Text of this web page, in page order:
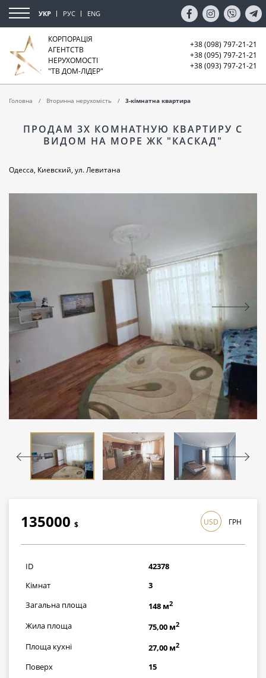
УКР РУС ENG
КОРПОРАЦІЯ
АГЕНТСТВ
НЕРУХОМОСТІ
"ТВ ДОМ-ЛІДЕР"
+38 (098) 797-21-21
+38 (095) 797-21-21
+38 (093) 797-21-21
Головна Вторинна нерухомість 3-кімнатна квартира
ПРОДАМ 3Х КОМНАТНУЮ КВАРТИРУ С
ВИДОМ НА МОРЕ ЖК "КАСКАД"
Одесса, Киевский, ул. Левитана
135000 $
3915000грн
USD ГРН
ID
42378
Кімнат
3
Загальна площа
148 м2
Жила площа 75,00 м2
Площа кухні 27,00 м2
Поверх
15